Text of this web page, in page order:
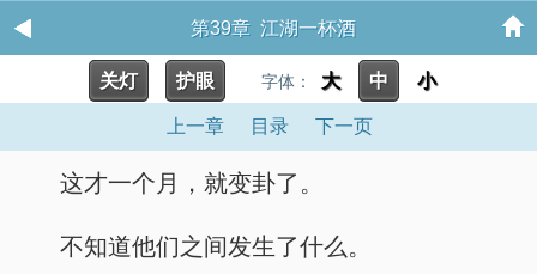
第39章 江湖一杯酒
关灯 护眼 字体： 大 中 小
上一章 目录 下一页
这才一个月，就变卦了。
不知道他们之间发生了什么。